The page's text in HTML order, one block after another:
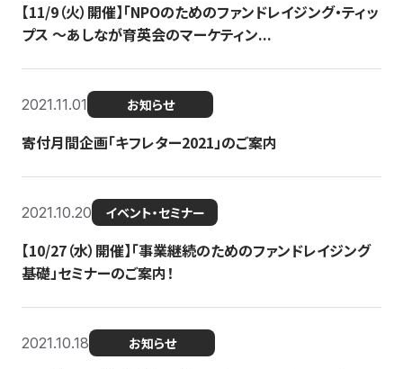
【11/9（火）開催】「NPOのためのファンドレイジング・ティッ
プス 〜あしなが育英会のマーケティン...
2021.11.01 お知らせ
寄付月間企画「キフレター2021」のご案内
2021.10.20 イベント・セミナー
【10/27（水）開催】「事業継続のためのファンドレイジング
基礎」セミナーのご案内！
2021.10.18 お知らせ